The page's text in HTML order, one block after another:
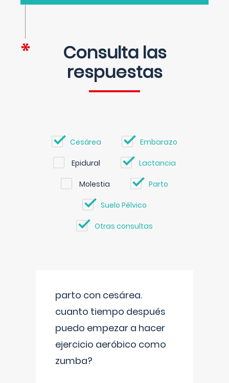
Consulta las
respuestas
Cesárea Embarazo
Epidural Lactancia
Molestia Parto
Suelo Pélvico
Otras consultas
parto con cesárea.
cuanto tiempo después
puedo empezar a hacer
ejercicio aeróbico como
zumba?